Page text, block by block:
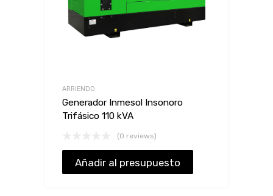
ARRIENDO
Generador Inmesol Insonoro
Trifásico 110 kVA
(0 reviews)
Añadir al presupuesto